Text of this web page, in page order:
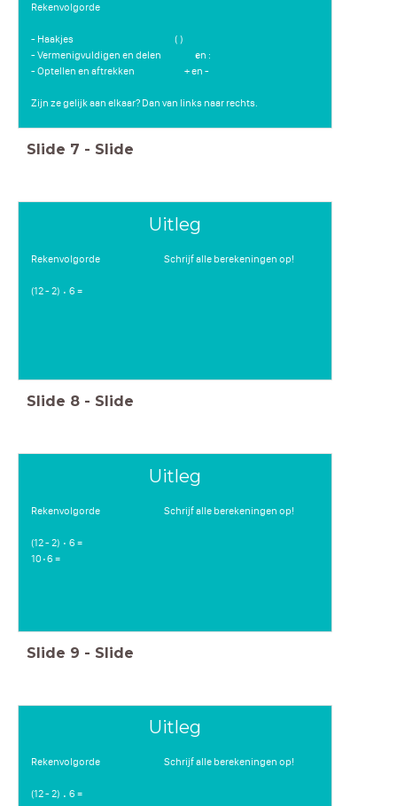
Rekenvolgorde
- Haakjes ( )
- Vermenigvuldigen en delen en :
- Optellen en aftrekken + en -
Zijn ze gelijk aan elkaar? Dan van links naar rechts.
⋅
Slide 7 - Slide
Uitleg
Rekenvolgorde Schrijf alle berekeningen op!
(12 - 2) 6 =
⋅
Slide 8 - Slide
Uitleg
Rekenvolgorde Schrijf alle berekeningen op!
(12 - 2) 6 =
10 6 =
⋅
⋅
Slide 9 - Slide
Uitleg
Rekenvolgorde Schrijf alle berekeningen op!
(12 - 2) 6 =
⋅